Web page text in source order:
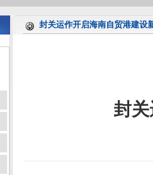
封关运作开启海南自贸港建设
封